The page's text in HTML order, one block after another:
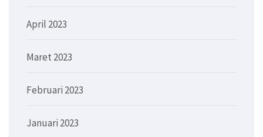
April 2023
Maret 2023
Februari 2023
Januari 2023